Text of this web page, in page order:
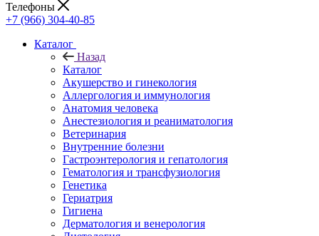
Телефоны
+7 (966) 304-40-85
Каталог
Назад
Каталог
Акушерство и гинекология
Аллергология и иммунология
Анатомия человека
Анестезиология и реаниматология
Ветеринария
Внутренние болезни
Гастроэнтерология и гепатология
Гематология и трансфузиология
Генетика
Гериатрия
Гигиена
Дерматология и венерология